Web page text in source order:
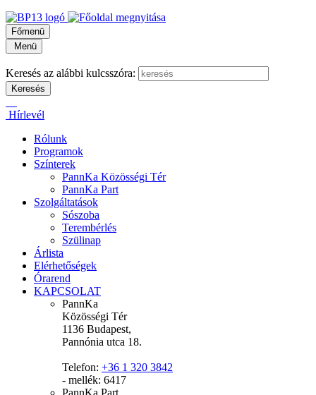
Főmenü
Menü
Keresés az alábbi kulcsszóra:
Hírlevél
Rólunk
Programok
Színterek
PannKa Közösségi Tér
PannKa Part
Szolgáltatások
Sószoba
Terembérlés
Szülinap
Árlista
Elérhetőségek
Órarend
KAPCSOLAT
PannKa
Közösségi Tér
1136 Budapest,
Pannónia utca 18.
Telefon: +36 1 320 3842
- mellék: 6417
PannKa Part